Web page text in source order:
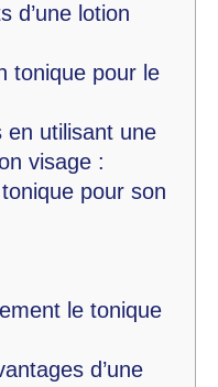
d’une lotion
tonique pour le
en utilisant une
visage :
pour son
le tonique
d’une